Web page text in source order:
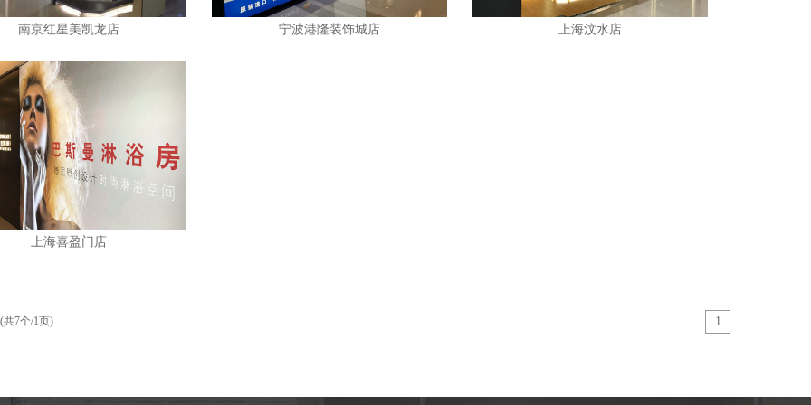
南京红星美凯龙店 宁波港隆装饰城店 上海汶水店
上海喜盈门店
7个/1页) 1